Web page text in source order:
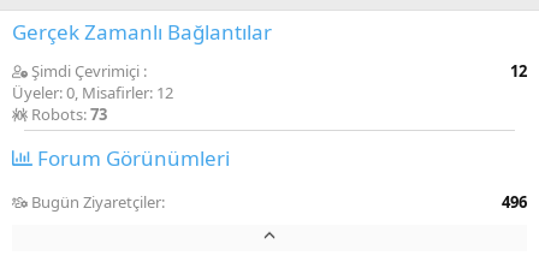
Gerçek Zamanlı Bağlantılar
Şimdi Çevrimiçi
12
Üyeler: 0, Misafirler: 12
Robots:73
Forum Görünümleri
Bugün Ziyaretçiler 496